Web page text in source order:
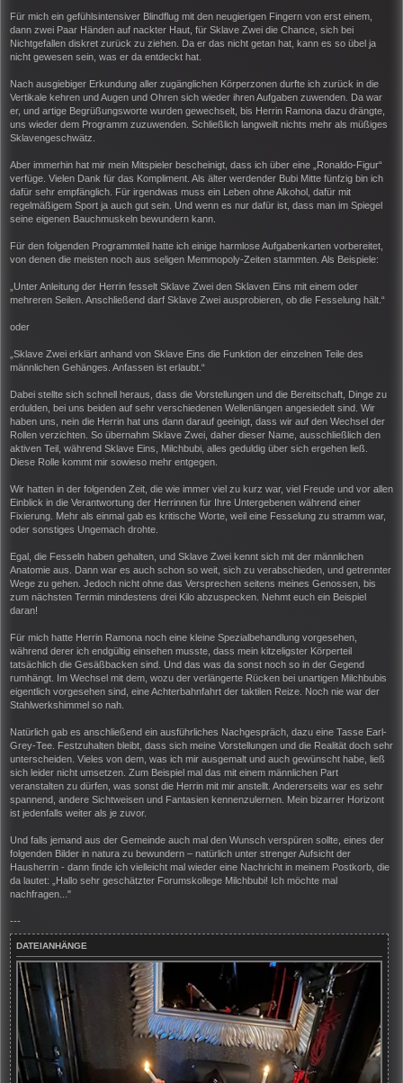
Für mich ein gefühlsintensiver Blindflug mit den neugierigen Fingern von erst einem,
dann zwei Paar Händen auf nackter Haut, für Sklave Zwei die Chance, sich bei
Nichtgefallen diskret zurück zu ziehen. Da er das nicht getan hat, kann es so übel ja
nicht gewesen sein, was er da entdeckt hat.
Nach ausgiebiger Erkundung aller zugänglichen Körperzonen durfte ich zurück in die
Vertikale kehren und Augen und Ohren sich wieder ihren Aufgaben zuwenden. Da war
er, und artige Begrüßungsworte wurden gewechselt, bis Herrin Ramona dazu drängte,
uns wieder dem Programm zuzuwenden. Schließlich langweilt nichts mehr als müßiges
Sklavengeschwätz.
Aber immerhin hat mir mein Mitspieler bescheinigt, dass ich über eine „Ronaldo-Figur“
verfüge. Vielen Dank für das Kompliment. Als älter werdender Bubi Mitte fünfzig bin ich
dafür sehr empfänglich. Für irgendwas muss ein Leben ohne Alkohol, dafür mit
regelmäßigem Sport ja auch gut sein. Und wenn es nur dafür ist, dass man im Spiegel
seine eigenen Bauchmuskeln bewundern kann.
Für den folgenden Programmteil hatte ich einige harmlose Aufgabenkarten vorbereitet,
von denen die meisten noch aus seligen Memmopoly-Zeiten stammten. Als Beispiele:
„Unter Anleitung der Herrin fesselt Sklave Zwei den Sklaven Eins mit einem oder
mehreren Seilen. Anschließend darf Sklave Zwei ausprobieren, ob die Fesselung hält.“
oder
„Sklave Zwei erklärt anhand von Sklave Eins die Funktion der einzelnen Teile des
männlichen Gehänges. Anfassen ist erlaubt.“
Dabei stellte sich schnell heraus, dass die Vorstellungen und die Bereitschaft, Dinge zu
erdulden, bei uns beiden auf sehr verschiedenen Wellenlängen angesiedelt sind. Wir
haben uns, nein die Herrin hat uns dann darauf geeinigt, dass wir auf den Wechsel der
Rollen verzichten. So übernahm Sklave Zwei, daher dieser Name, ausschließlich den
aktiven Teil, während Sklave Eins, Milchbubi, alles geduldig über sich ergehen ließ.
Diese Rolle kommt mir sowieso mehr entgegen.
Wir hatten in der folgenden Zeit, die wie immer viel zu kurz war, viel Freude und vor allen
Einblick in die Verantwortung der Herrinnen für Ihre Untergebenen während einer
Fixierung. Mehr als einmal gab es kritische Worte, weil eine Fesselung zu stramm war,
oder sonstiges Ungemach drohte.
Egal, die Fesseln haben gehalten, und Sklave Zwei kennt sich mit der männlichen
Anatomie aus. Dann war es auch schon so weit, sich zu verabschieden, und getrennter
Wege zu gehen. Jedoch nicht ohne das Versprechen seitens meines Genossen, bis
zum nächsten Termin mindestens drei Kilo abzuspecken. Nehmt euch ein Beispiel
daran!
Für mich hatte Herrin Ramona noch eine kleine Spezialbehandlung vorgesehen,
während derer ich endgültig einsehen musste, dass mein kitzeligster Körperteil
tatsächlich die Gesäßbacken sind. Und das was da sonst noch so in der Gegend
rumhängt. Im Wechsel mit dem, wozu der verlängerte Rücken bei unartigen Milchbubis
eigentlich vorgesehen sind, eine Achterbahnfahrt der taktilen Reize. Noch nie war der
Stahlwerkshimmel so nah.
Natürlich gab es anschließend ein ausführliches Nachgespräch, dazu eine Tasse Earl-
Grey-Tee. Festzuhalten bleibt, dass sich meine Vorstellungen und die Realität doch sehr
unterscheiden. Vieles von dem, was ich mir ausgemalt und auch gewünscht habe, ließ
sich leider nicht umsetzen. Zum Beispiel mal das mit einem männlichen Part
veranstalten zu dürfen, was sonst die Herrin mit mir anstellt. Andererseits war es sehr
spannend, andere Sichtweisen und Fantasien kennenzulernen. Mein bizarrer Horizont
ist jedenfalls weiter als je zuvor.
Und falls jemand aus der Gemeinde auch mal den Wunsch verspüren sollte, eines der
folgenden Bilder in natura zu bewundern – natürlich unter strenger Aufsicht der
Hausherrin - dann finde ich vielleicht mal wieder eine Nachricht in meinem Postkorb, die
da lautet: „Hallo sehr geschätzter Forumskollege Milchbubi! Ich möchte mal
nachfragen..."
---
DATEIANHÄNGE